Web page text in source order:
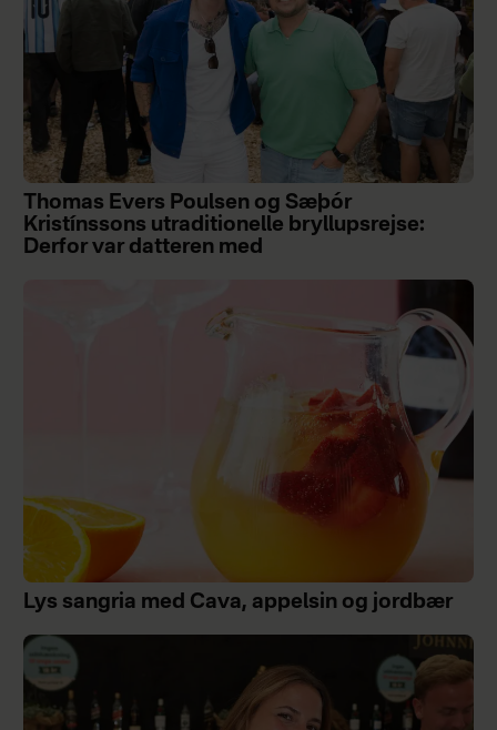
Thomas Evers Poulsen og Sæþór
Kristínssons utraditionelle bryllupsrejse:
Derfor var datteren med
Lys sangria med Cava, appelsin og jordbær